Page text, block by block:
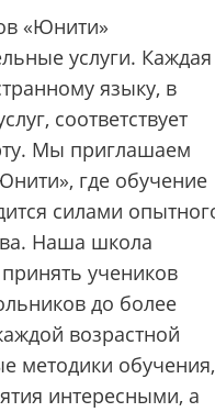
«Юнити»
услуги. Каждая
языку, в
соответствует
Мы приглашаем
где обучение
силами
Наша школа
учеников
до более
возрастной
методики обучения,
интересными, а